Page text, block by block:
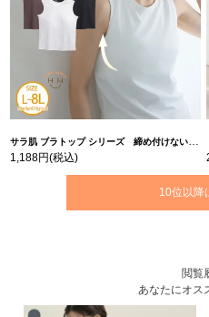
サラ肌 ブラトップ シリーズ 締め付けない リブ タンクトップ | 大きいサイズの通販ならハッピーマリリン
1,188円(税込)
10位以降
閲覧
あなたにオス